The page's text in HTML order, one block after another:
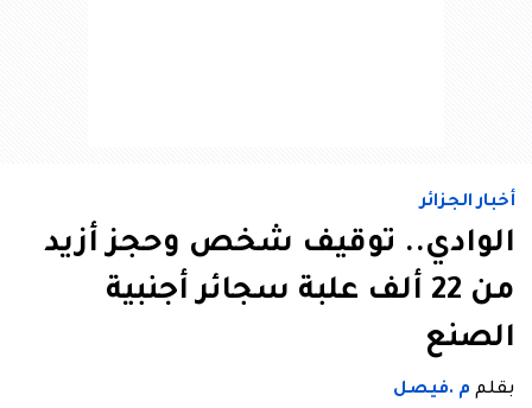
أخبار الجزائر
الوادي.. توقيف شخص وحجز أزيد
من 22 ألف علبة سجائر أجنبية
الصنع
بقلم م .فيصل